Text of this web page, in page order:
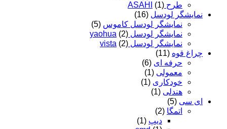
طرح ASAHI (1)
نمایشگر لودسل (16)
نمایشگر لودسل کاموس (5)
نمایشگر لودسل yaohua (2)
نمایشگر لودسل vista (2)
چراغ قوه (11)
حرفه ای (6)
معمولی (1)
خودکاری (1)
هندلی (1)
ای سی (5)
اتمگا (2)
دیپ (1)